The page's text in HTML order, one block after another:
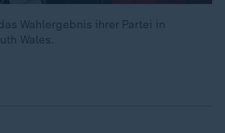
Wahlergebnis ihrer Partei in
Wales.